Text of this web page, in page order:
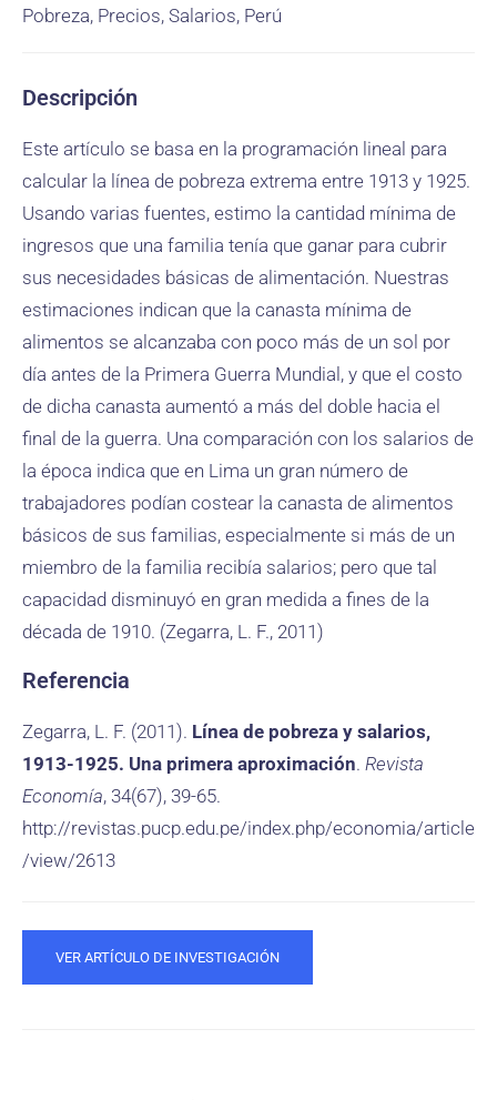
Pobreza, Precios, Salarios, Perú
Descripción
Este artículo se basa en la programación lineal para
calcular la línea de pobreza extrema entre 1913 y 1925.
Usando varias fuentes, estimo la cantidad mínima de
ingresos que una familia tenía que ganar para cubrir
sus necesidades básicas de alimentación. Nuestras
estimaciones indican que la canasta mínima de
alimentos se alcanzaba con poco más de un sol por
día antes de la Primera Guerra Mundial, y que el costo
de dicha canasta aumentó a más del doble hacia el
final de la guerra. Una comparación con los salarios de
la época indica que en Lima un gran número de
trabajadores podían costear la canasta de alimentos
básicos de sus familias, especialmente si más de un
miembro de la familia recibía salarios; pero que tal
capacidad disminuyó en gran medida a fines de la
década de 1910. (Zegarra, L. F., 2011)
Referencia
Zegarra, L. F. (2011). Línea de pobreza y salarios,
1913-1925. Una primera aproximación. Revista
Economía, 34(67), 39-65.
http://revistas.pucp.edu.pe/index.php/economia/article
/view/2613
VER ARTÍCULO DE INVESTIGACIÓN